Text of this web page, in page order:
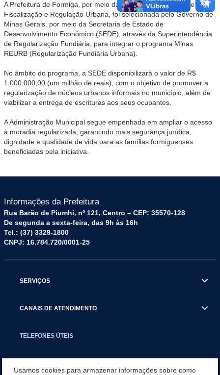
A Prefeitura de Formiga, por meio da Secretaria Municipal de
Fiscalização e Regulação Urbana, foi selecionada pelo Governo de
Minas Gerais, por meio da Secretaria de Estado de
Desenvolvimento Econômico (SEDE), através da Superintendência
de Regularização Fundiária, para integrar o programa Minas
REURB (Regularização Fundiária Urbana).
No âmbito do programa, a SEDE disponibilizará o valor de R$
1.000.000,00 (um milhão de reais), com o objetivo de promover a
regularização de núcleos urbanos informais no município, além de
viabilizar a entrega de escrituras aos seus ocupantes.
A Administração Municipal segue empenhada em ampliar o acesso
à moradia regularizada, garantindo mais segurança jurídica,
dignidade e qualidade de vida para as famílias formiguenses
beneficiadas pela iniciativa.
Informações da Prefeitura
Rua Barão de Piumhi, nº 121, Centro – CEP: 35570-128
De segunda a sexta-feira, das 9h às 16h
Tel.: (37) 3329-1800
CNPJ: 16.784.720/0001-25
SERVIÇOS
CANAIS DE ATENDIMENTO
TELEFONES ÚTEIS
Usamos cookies para armazenar informações sobre como